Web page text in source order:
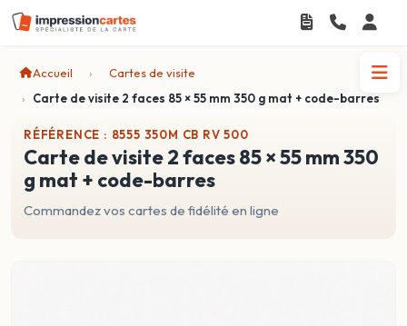
Accueil
Cartes de visite
Carte de visite 2 faces 85 × 55 mm 350 g mat + code-barres
RÉFÉRENCE : 8555 350M CB RV 500
carte de visite 2 faces 85 × 55 mm 350
g mat + code-barres
Commandez vos cartes de fidélité en ligne